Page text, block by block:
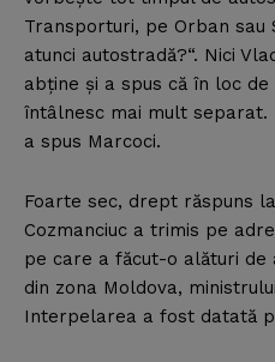
Transporturi, pe Orban sau
atunci autostradă?“. Nici
abţine şi a spus că în loc
întâlnesc mai mult separat.
a spus Marcoci.
Foarte sec, drept răspuns
Cozmanciuc a trimis pe
pe care a făcut-o alături
din zona Moldova,
Interpelarea a fost datată